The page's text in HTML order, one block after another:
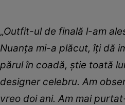
„Outfit-ul de finală l-am
Nuanța mi-a plăcut, îți dă
părul în coadă, știe toată
designer celebru. Am
vreo doi ani. Am mai